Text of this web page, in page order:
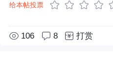
给本帖投票
106 8 打赏